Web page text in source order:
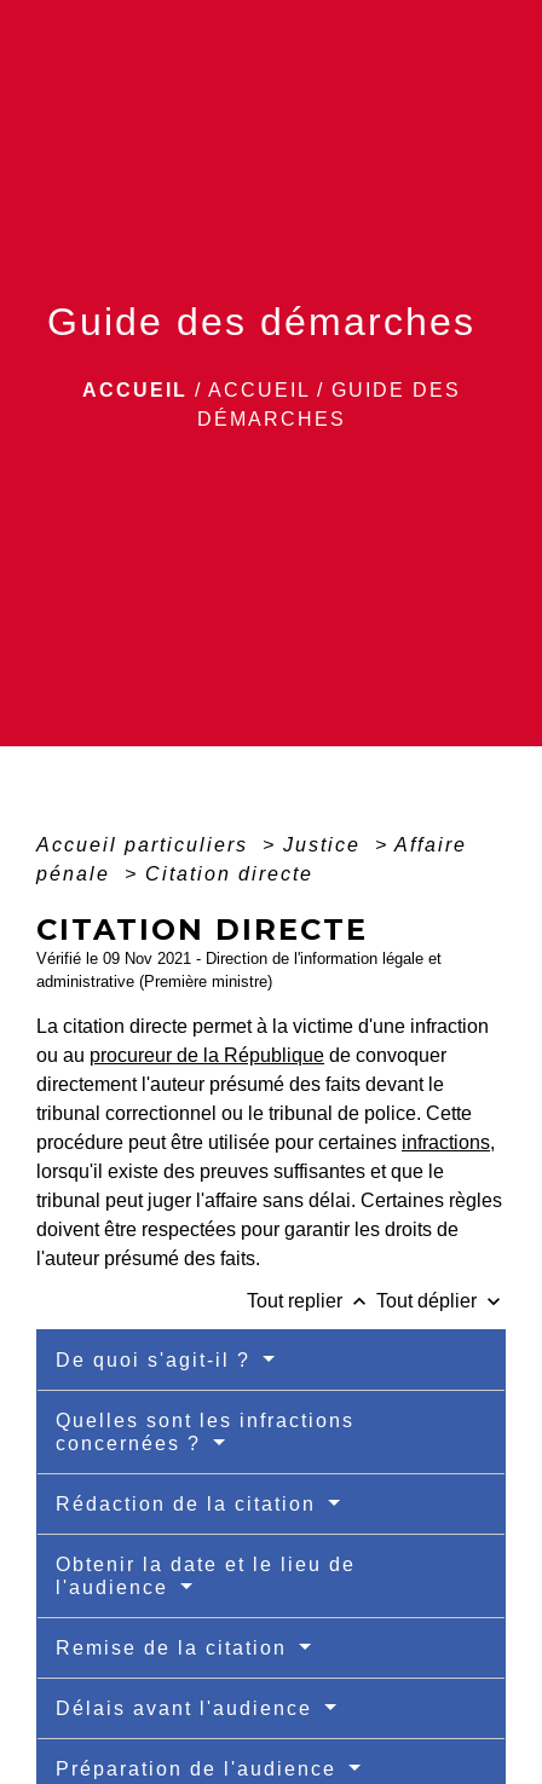
Guide des démarches
ACCUEIL / ACCUEIL / GUIDE DES
DÉMARCHES
Accueil particuliers > Justice > Affaire
pénale
> Citation directe
CITATION DIRECTE
Vérifié le 09 Nov 2021 - Direction de l'information légale et
administrative (Première ministre)
La citation directe permet à la victime d'une infraction
ou au procureur de la République de convoquer
directement l'auteur présumé des faits devant le
tribunal correctionnel ou le tribunal de police. Cette
procédure peut être utilisée pour certaines infractions,
lorsqu'il existe des preuves suffisantes et que le
tribunal peut juger l'affaire sans délai. Certaines règles
doivent être respectées pour garantir les droits de
l'auteur présumé des faits.
Tout replier keyboard_arrow_up Tout déplier keyboard_arrow_down
De quoi s'agit-il ?
Quelles sont les infractions
concernées ?
Rédaction de la citation
Obtenir la date et le lieu de
l'audience
Remise de la citation
Délais avant l'audience
Préparation de l'audience